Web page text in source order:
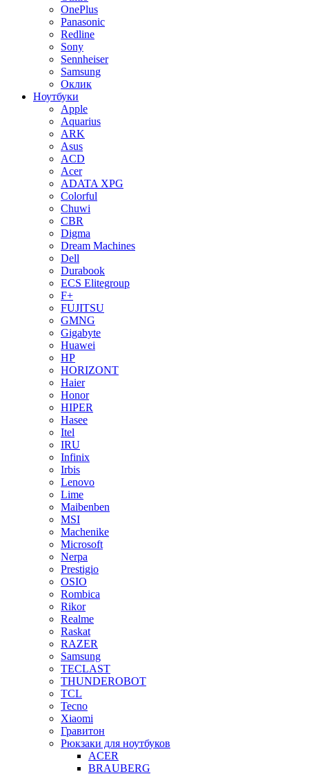
OnePlus
Panasonic
Redline
Sony
Sennheiser
Samsung
Оклик
Ноутбуки
Apple
Aquarius
ARK
Asus
ACD
Acer
ADATA XPG
Colorful
Chuwi
CBR
Digma
Dream Machines
Dell
Durabook
ECS Elitegroup
F+
FUJITSU
GMNG
Gigabyte
Huawei
HP
HORIZONT
Haier
Honor
HIPER
Hasee
Itel
IRU
Infinix
Irbis
Lenovo
Lime
Maibenben
MSI
Machenike
Microsoft
Nerpa
Prestigio
OSIO
Rombica
Rikor
Realme
Raskat
RAZER
Samsung
TECLAST
THUNDEROBOT
TCL
Tecno
Xiaomi
Гравитон
Рюкзаки для ноутбуков
ACER
BRAUBERG